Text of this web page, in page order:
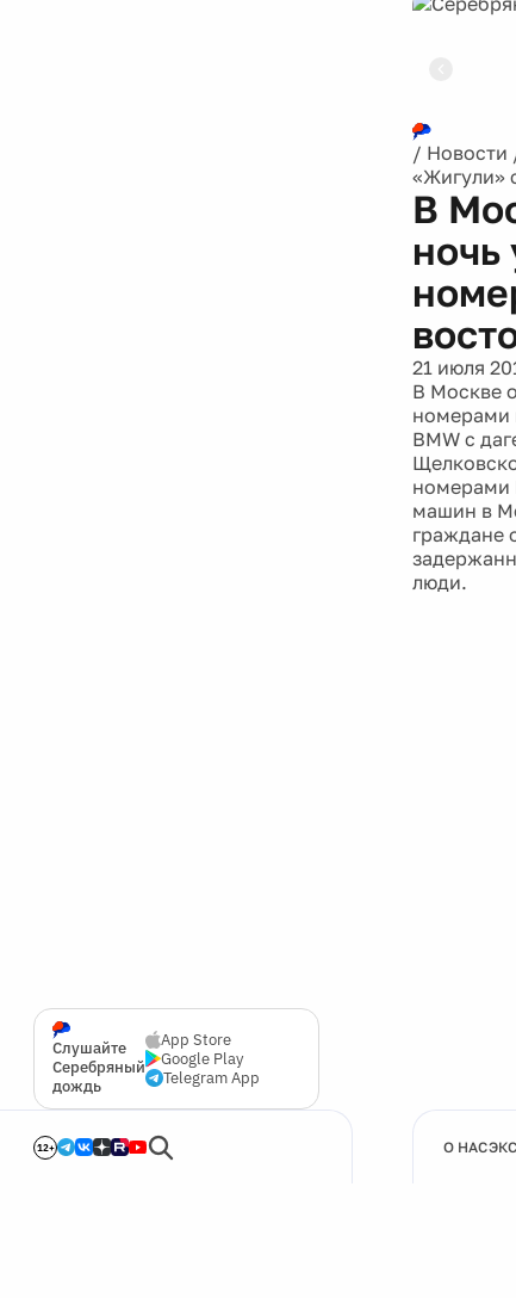
Слушайте
Серебряный
дождь
App Store
Google Play
Telegram App
12+
/ Новости
«Жигули»
В
ночь
21 июля
В Москве
номерами
BMW с
номерами
машин в
граждане
люди.
О НАС